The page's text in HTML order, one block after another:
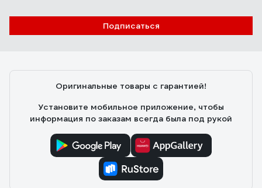
Подписаться
Оригинальные товары с гарантией!
Установите мобильное приложение, чтобы
информация по заказам всегда была под рукой